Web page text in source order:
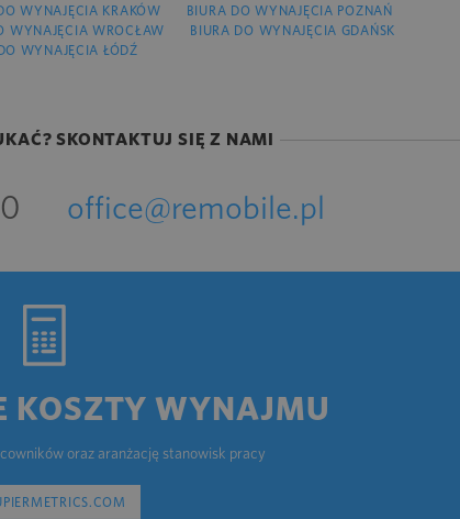
WYNAJĘCIA KRAKÓW
BIURA DO WYNAJĘCIA POZNAŃ
WYNAJĘCIA WROCŁAW
BIURA DO WYNAJĘCIA GDAŃSK
WYNAJĘCIA ŁÓDŹ
SKONTAKTUJ SIĘ Z NAMI
office@remobile.pl
KOSZTY WYNAJMU
oraz aranżację stanowisk pracy